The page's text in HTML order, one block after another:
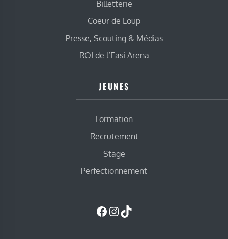
Billetterie
Coeur de Loup
Presse, Scouting & Médias
ROI de l’Easi Arena
JEUNES
Formation
Recrutement
Stage
Perfectionnement
Facebook
Instagram
TikTok